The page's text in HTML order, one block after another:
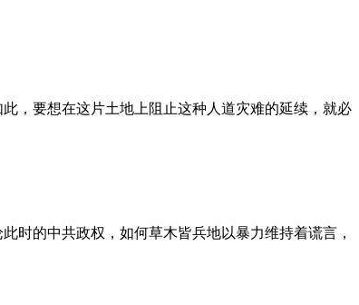
，要想在这片土地上阻止这种人道灾难的延续，就必
时的中共政权，如何草木皆兵地以暴力维持着谎言，